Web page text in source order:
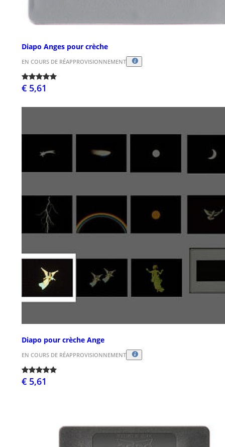
Diapo Anges pour crèche
EN COURS DE RÉAPPROVISIONNEMENT
€ 5,61
Diapo pour crèche Ange
EN COURS DE RÉAPPROVISIONNEMENT
€ 5,61